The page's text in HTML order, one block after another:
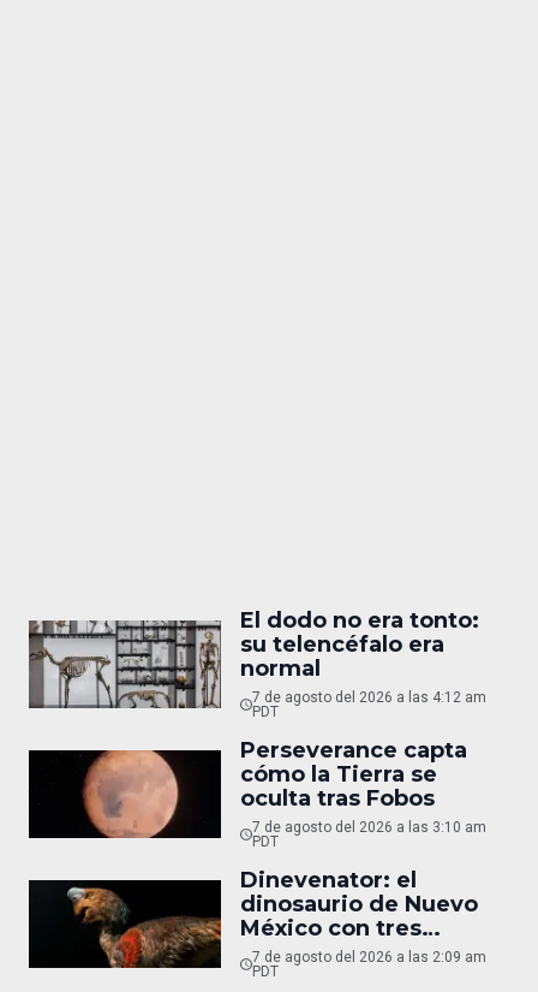
El dodo no era tonto:
su telencéfalo era
normal
7 de agosto del 2026 a las 4:12 am
PDT
Perseverance capta
cómo la Tierra se
oculta tras Fobos
7 de agosto del 2026 a las 3:10 am
PDT
Dinevenator: el
dinosaurio de Nuevo
México con tres
nombres
7 de agosto del 2026 a las 2:09 am
PDT